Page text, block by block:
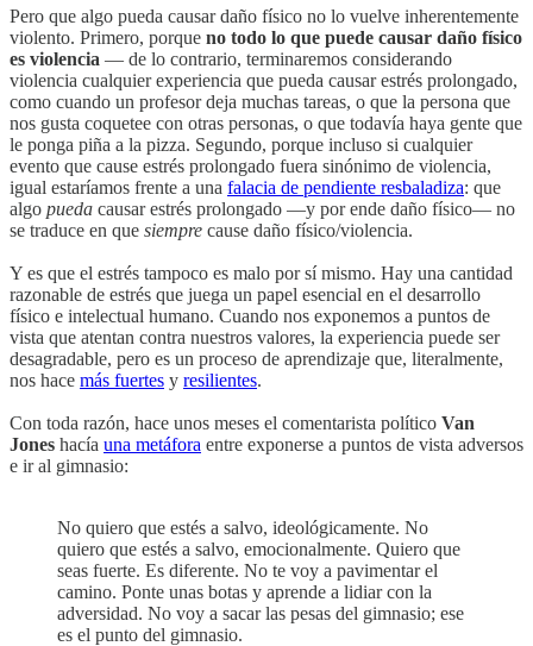
Pero que algo pueda causar daño físico no lo vuelve inherentemente
violento. Primero, porque no todo lo que puede causar daño físico
es violencia — de lo contrario, terminaremos considerando
violencia cualquier experiencia que pueda causar estrés prolongado,
como cuando un profesor deja muchas tareas, o que la persona que
nos gusta coquetee con otras personas, o que todavía haya gente que
le ponga piña a la pizza. Segundo, porque incluso si cualquier
evento que cause estrés prolongado fuera sinónimo de violencia,
igual estaríamos frente a una falacia de pendiente resbaladiza: que
algo pueda causar estrés prolongado —y por ende daño físico— no
se traduce en que siempre cause daño físico/violencia.
Y es que el estrés tampoco es malo por sí mismo. Hay una cantidad
razonable de estrés que juega un papel esencial en el desarrollo
físico e intelectual humano. Cuando nos exponemos a puntos de
vista que atentan contra nuestros valores, la experiencia puede ser
desagradable, pero es un proceso de aprendizaje que, literalmente,
nos hace más fuertes y resilientes.
Con toda razón, hace unos meses el comentarista político Van
Jones hacía una metáfora entre exponerse a puntos de vista adversos
e ir al gimnasio:
No quiero que estés a salvo, ideológicamente. No
quiero que estés a salvo, emocionalmente. Quiero que
seas fuerte. Es diferente. No te voy a pavimentar el
camino. Ponte unas botas y aprende a lidiar con la
adversidad. No voy a sacar las pesas del gimnasio; ese
es el punto del gimnasio.